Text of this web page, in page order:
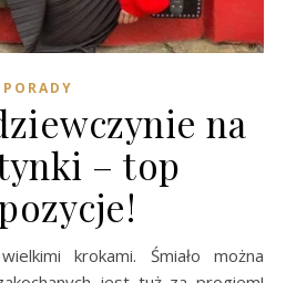
PORADY
na
– top